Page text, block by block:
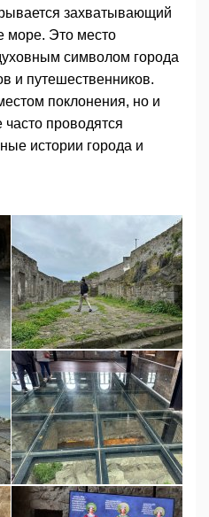
захватывающий
море. Это место
символом города
и путешественников.
поклонения, но и
часто проводятся
истории города и